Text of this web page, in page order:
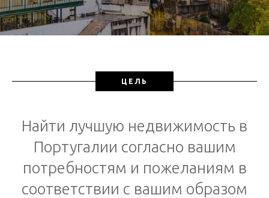
ЦЕЛЬ
Найти лучшую недвижимость в
Португалии согласно вашим
потребностям и пожеланиям в
соответствии с вашим образом